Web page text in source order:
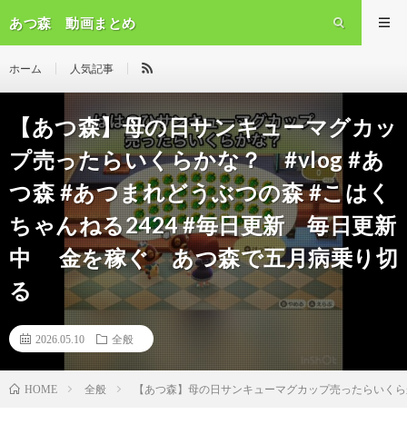
あつ森 動画まとめ
ホーム 人気記事
【あつ森】母の日サンキューマグカッ
プ売ったらいくらかな？ #vlog #あ
つ森 #あつまれどうぶつの森 #こはく
ちゃんねる2424 #毎日更新 毎日更新
中 金を稼ぐ あつ森で五月病乗り切
る
2026.05.10 全般
HOME 全般 【あつ森】母の日サンキューマグカップ売ったらい